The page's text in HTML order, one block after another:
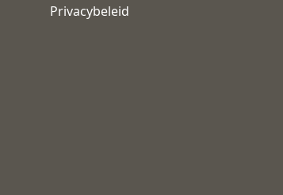
Privacybeleid